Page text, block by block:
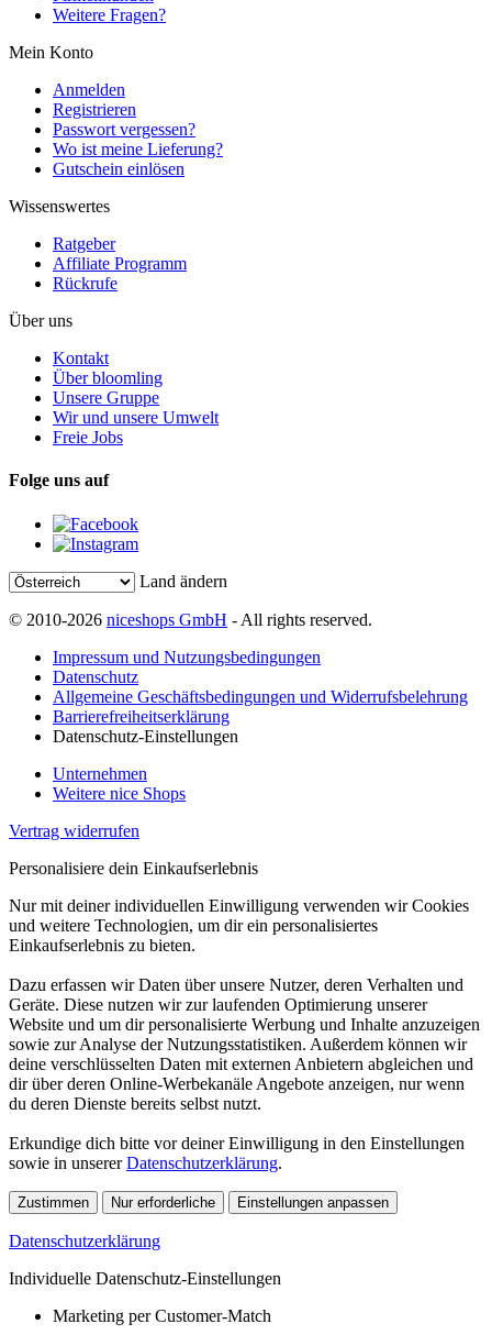
Weitere Fragen?
Mein Konto
Anmelden
Registrieren
Passwort vergessen?
Wo ist meine Lieferung?
Gutschein einlösen
Wissenswertes
Ratgeber
Affiliate Programm
Rückrufe
Über uns
Kontakt
Über bloomling
Unsere Gruppe
Wir und unsere Umwelt
Freie Jobs
Folge uns auf
Land ändern
© 2010-2026 niceshops GmbH - All rights reserved.
Impressum und Nutzungsbedingungen
Datenschutz
Allgemeine Geschäftsbedingungen und Widerrufsbelehrung
Barrierefreiheitserklärung
Datenschutz-Einstellungen
Unternehmen
Weitere nice Shops
Vertrag widerrufen
Personalisiere dein Einkaufserlebnis
Nur mit deiner individuellen Einwilligung verwenden wir Cookies
und weitere Technologien, um dir ein personalisiertes
Einkaufserlebnis zu bieten.
Dazu erfassen wir Daten über unsere Nutzer, deren Verhalten und
Geräte. Diese nutzen wir zur laufenden Optimierung unserer
Website und um dir personalisierte Werbung und Inhalte anzuzeigen
sowie zur Analyse der Nutzungsstatistiken. Außerdem können wir
deine verschlüsselten Daten mit externen Anbietern abgleichen und
dir über deren Online-Werbekanäle Angebote anzeigen, nur wenn
du deren Dienste bereits selbst nutzt.
Erkundige dich bitte vor deiner Einwilligung in den Einstellungen
sowie in unsererDatenschutzerklärung.
Zustimmen Nur erforderliche Einstellungen anpassen
Datenschutzerklärung
Individuelle Datenschutz-Einstellungen
Marketing per Customer-Match